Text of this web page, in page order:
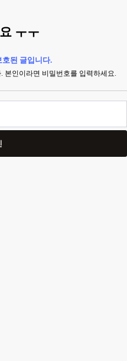
ㅜㅜ
호된 글입니다.
본인이라면 비밀번호를 입력하세요.